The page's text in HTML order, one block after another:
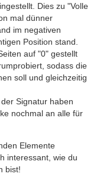
Dies zu "Volle
mal dünner
im negativen
Position stand.
auf "0" gestellt
sodass die
soll und gleichzeitig
Signatur haben
nochmal an alle für
Elemente
interessant, wie du
bist!